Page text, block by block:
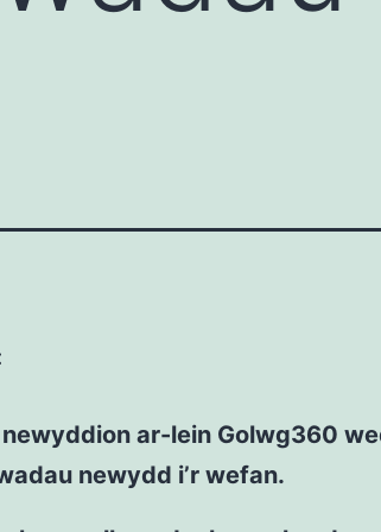
ar-lein Golwg360
newydd i’r wefan.